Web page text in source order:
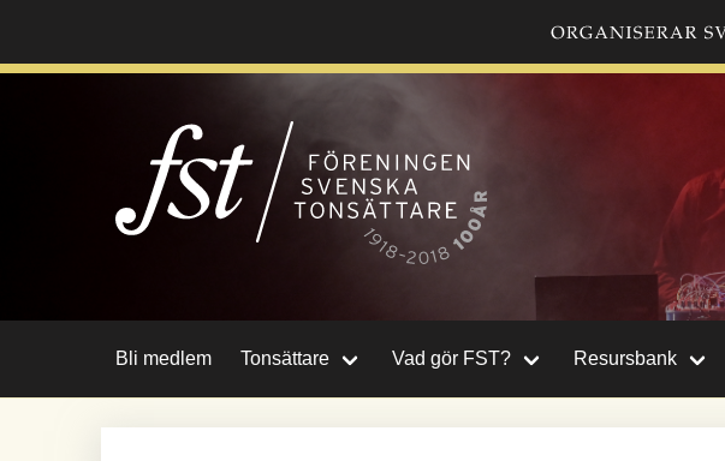
huvudinnehåll
Bli medlem Tonsättare Vad gör FST? Resursbank